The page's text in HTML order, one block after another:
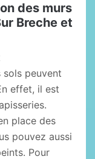
des murs
Breche et
sols peuvent
effet, il est
place des
pouvez aussi
Pour